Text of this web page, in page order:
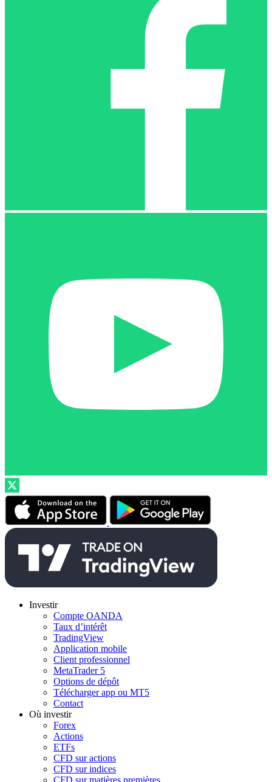
Investir
Compte OANDA
Taux d’intérêt
TradingView
Application mobile
Client professionnel
MetaTrader 5
Options de dépôt
Télécharger app ou MT5
Contact
Où investir
Forex
Actions
ETFs
CFD sur actions
CFD sur indices
CFD sur matières premières